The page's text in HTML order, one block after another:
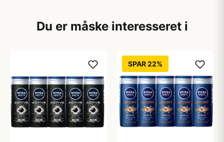
Du er måske interesseret i
SPAR 22%